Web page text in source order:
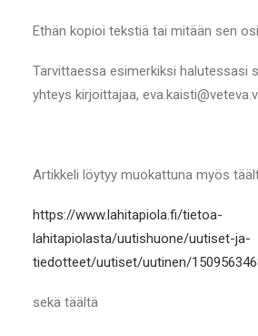
Ethän kopioi tekstiä tai mitään sen
Tarvittaessa esimerkiksi halutessasi
yhteys kirjoittajaa,
Artikkeli löytyy muokattuna myös
https://www.lahitapiola.fi/tietoa-
lahitapiolasta/uutishuone/uutiset-ja-
tiedotteet/uutiset/uutinen/
sekä täältä